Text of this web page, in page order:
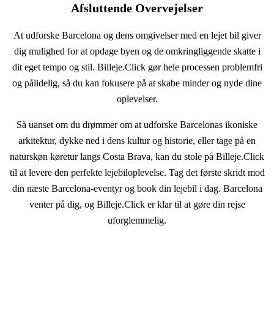
Afsluttende Overvejelser
At udforske Barcelona og dens omgivelser med en lejet bil giver
dig mulighed for at opdage byen og de omkringliggende skatte i
dit eget tempo og stil. Billeje.Click gør hele processen problemfri
og pålidelig, så du kan fokusere på at skabe minder og nyde dine
oplevelser.
Så uanset om du drømmer om at udforske Barcelonas ikoniske
arkitektur, dykke ned i dens kultur og historie, eller tage på en
naturskøn køretur langs Costa Brava, kan du stole på Billeje.Click
til at levere den perfekte lejebiloplevelse. Tag det første skridt mod
din næste Barcelona-eventyr og book din lejebil i dag. Barcelona
venter på dig, og Billeje.Click er klar til at gøre din rejse
uforglemmelig.